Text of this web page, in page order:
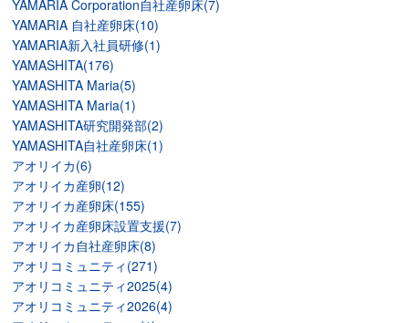
YAMARIA Corporation自社産卵床(7)
YAMARIA 自社産卵床(10)
YAMARIA新入社員研修(1)
YAMASHITA(176)
YAMASHITA Maria(5)
YAMASHITA Maria(1)
YAMASHITA研究開発部(2)
YAMASHITA自社産卵床(1)
アオリイカ(6)
アオリイカ産卵(12)
アオリイカ産卵床(155)
アオリイカ産卵床設置支援(7)
アオリイカ自社産卵床(8)
アオリコミュニティ(271)
アオリコミュニティ2025(4)
アオリコミュニティ2026(4)